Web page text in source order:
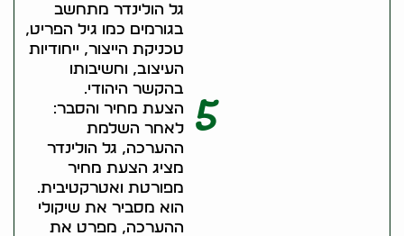
גל הולינדר מתחשב
בגורמים כמו גיל הפריט,
טכניקת הייצור, ייחודיות
העיצוב, וחשיבותו
בהקשר היהודי.
5
הצעת מחיר והסבר:
לאחר השלמת
ההערכה, גל הולינדר
מציג הצעת מחיר
מפורטת ואטרקטיבית.
הוא מסביר את שיקולי
ההערכה, מפרט את